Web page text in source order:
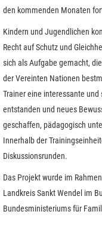
den kommenden Monaten
Kindern und Jugendlichen
Recht auf Schutz und
sich als Aufgabe gemacht,
der Vereinten Nationen
Trainer eine interessante
entstanden und neues
geschaffen, pädagogisch
Innerhalb der
Diskussionsrunden.
Das Projekt wurde im
Landkreis Sankt Wendel im
Bundesministeriums für